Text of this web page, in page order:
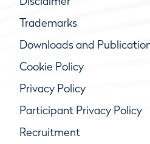
Trademarks
Downloads and
Cookie Policy
Privacy Policy
Participant Privacy Policy
Recruitment